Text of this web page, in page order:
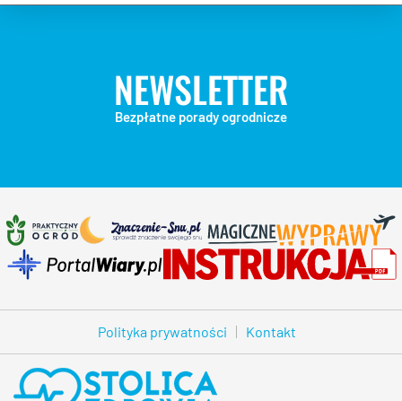
NEWSLETTER
Bezpłatne porady ogrodnicze
Polityka prywatności Kontakt